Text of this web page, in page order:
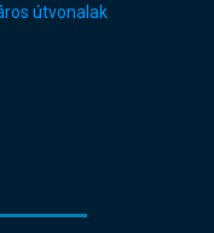
útvonalak